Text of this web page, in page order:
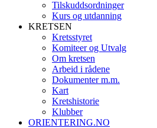
Tilskuddsordninger
Kurs og utdanning
KRETSEN
Kretsstyret
Komiteer og Utvalg
Om kretsen
Arbeid i rådene
Dokumenter m.m.
Kart
Kretshistorie
Klubber
ORIENTERING.NO